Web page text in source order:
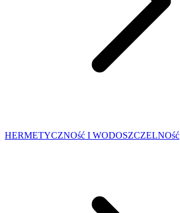
HERMETYCZNOść I WODOSZCZELNOść